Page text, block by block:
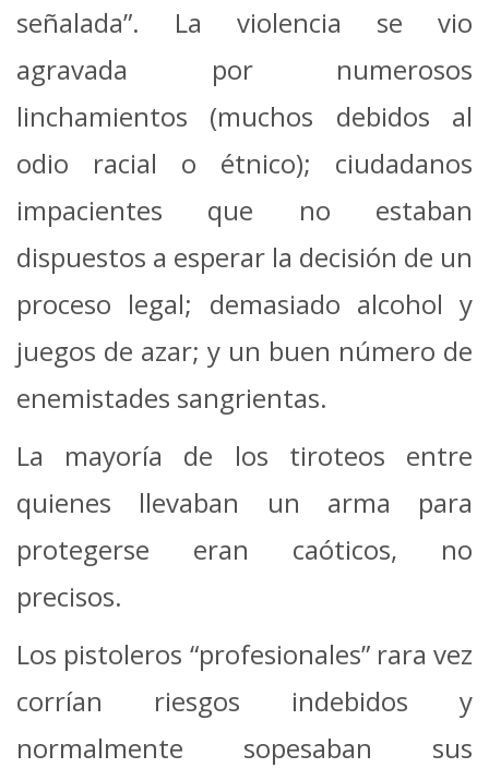
señalada”. La violencia se vio
agravada por numerosos
linchamientos (muchos debidos al
odio racial o étnico); ciudadanos
impacientes que no estaban
dispuestos a esperar la decisión de un
proceso legal; demasiado alcohol y
juegos de azar; y un buen número de
enemistades sangrientas.
La mayoría de los tiroteos entre
quienes llevaban un arma para
protegerse eran caóticos, no
precisos.
Los pistoleros “profesionales” rara vez
corrían riesgos indebidos y
normalmente sopesaban sus